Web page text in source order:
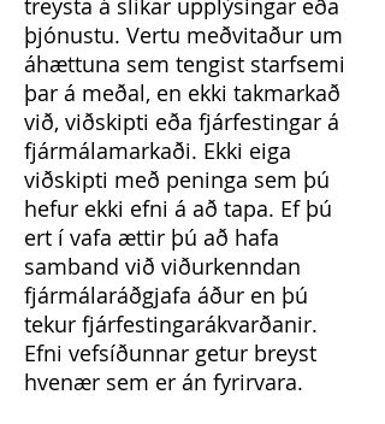
treysta á slíkar upplýsingar eða
þjónustu. Vertu meðvitaður um
áhættuna sem tengist starfsemi
þar á meðal, en ekki takmarkað
við, viðskipti eða fjárfestingar á
fjármálamarkaði. Ekki eiga
viðskipti með peninga sem þú
hefur ekki efni á að tapa. Ef þú
ert í vafa ættir þú að hafa
samband við viðurkenndan
fjármálaráðgjafa áður en þú
tekur fjárfestingarákvarðanir.
Efni vefsíðunnar getur breyst
hvenær sem er án fyrirvara.